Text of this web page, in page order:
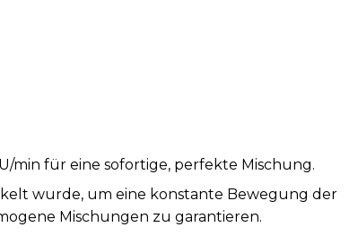
min für eine sofortige, perfekte Mischung.
wurde, um eine konstante Bewegung der
Mischungen zu garantieren.